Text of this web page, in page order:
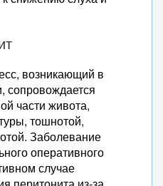
возникающий в
сопровождается
части живота,
тошнотой,
Заболевание
оперативного
случае